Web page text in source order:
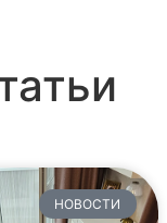
НОВОСТИ